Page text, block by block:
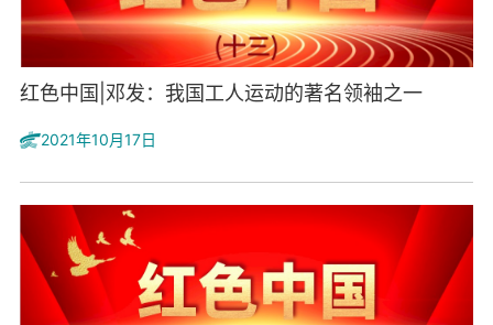
红色中国|邓发：我国工人运动的著名领袖之一
2021年10月17日